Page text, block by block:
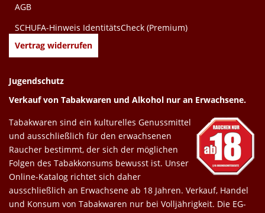
AGB
SCHUFA-Hinweis IdentitätsCheck (Premium)
Vertrag widerrufen
Jugendschutz
Verkauf von Tabakwaren und Alkohol nur an Erwachsene.
Tabakwaren sind ein kulturelles Genussmittel
und ausschließlich für den erwachsenen
Raucher bestimmt, der sich der möglichen
Folgen des Tabakkonsums bewusst ist. Unser
Online-Katalog richtet sich daher
ausschließlich an Erwachsene ab 18 Jahren. Verkauf, Handel
und Konsum von Tabakwaren nur bei Volljährigkeit. Die EG-